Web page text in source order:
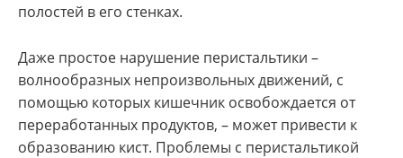
полостей в его стенках.
Даже простое нарушение перистальтики –
волнообразных непроизвольных движений, с
помощью которых кишечник освобождается от
переработанных продуктов, – может привести к
образованию кист. Проблемы с перистальтикой